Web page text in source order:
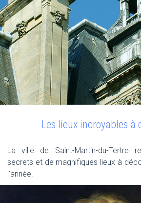
Les lieux incroyables à
La ville de Saint-Martin-du-Tertre
secrets et de magnifiques lieux à
l’année.